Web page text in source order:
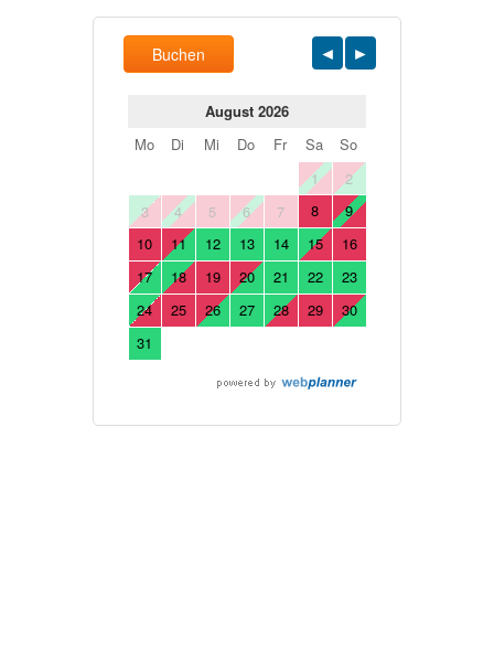
Buchen
August 2026
Mo
Di Mi Do Fr Sa
So
1
2
3
4 5 6 7 8
9
10
11 12 13 14 15
16
17
18 19 20 21 22
23
24
25 26 27 28 29
30
31